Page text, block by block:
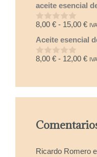
e
5
aceite esencial
0
e
5
8,00 € - 15,00 €
de
Aceite esencial
0
8,00 € - 12,00 €
Ricardo Romero